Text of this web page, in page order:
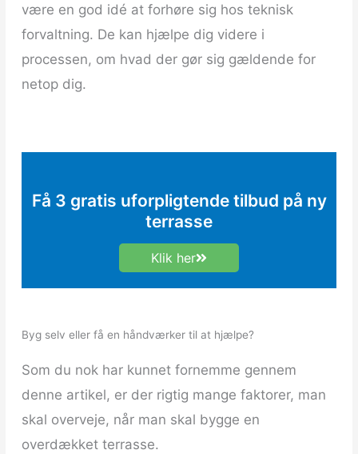
være en god idé at forhøre sig hos teknisk
forvaltning. De kan hjælpe dig videre i
processen, om hvad der gør sig gældende for
netop dig.
Få 3 gratis uforpligtendetilbud på ny
terrasse
Klik her
Byg selv eller få en håndværker til at hjælpe?
Som du nok har kunnet fornemme gennem
denne artikel, er der rigtig mange faktorer, man
skal overveje, når man skal bygge en
overdækket terrasse.